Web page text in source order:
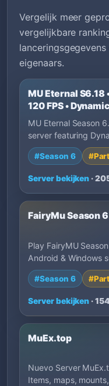
Vergelijk meer
vergelijkbare
eigenaars.
MU Eternal S6.18
120 FPS •
P2W
MU Eternal Season
server featuring
#Season 6
Server bekijken ·
FairyMu Season
Play FairyMU
Android & Windows
#Season 6
Server bekijken ·
MuEx.top
Nuevo Server
Items, maps,